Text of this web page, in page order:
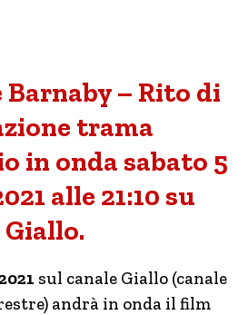
Barnaby – Rito di
trama
in onda sabato 5
alle 21:10 su
Giallo.
sul canale Giallo (canale
andrà in onda il film